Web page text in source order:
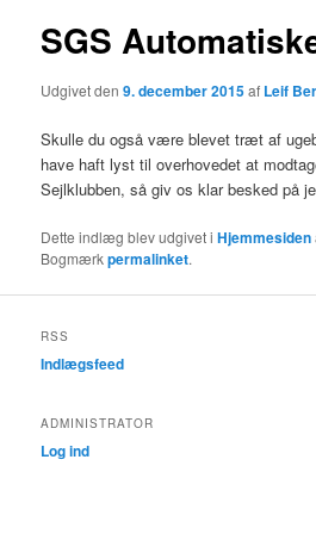
SGS
Udgivet den9. december 2015af Leif
Skulle du også være blevet træt af
have haft lyst til overhovedet at
Sejlklubben, så giv os klar besked på
Dette indlæg blev udgivet iHjemmesiden
Bogmærkpermalinket.
RSS
Indlægsfeed
ADMINISTRATOR
Log ind